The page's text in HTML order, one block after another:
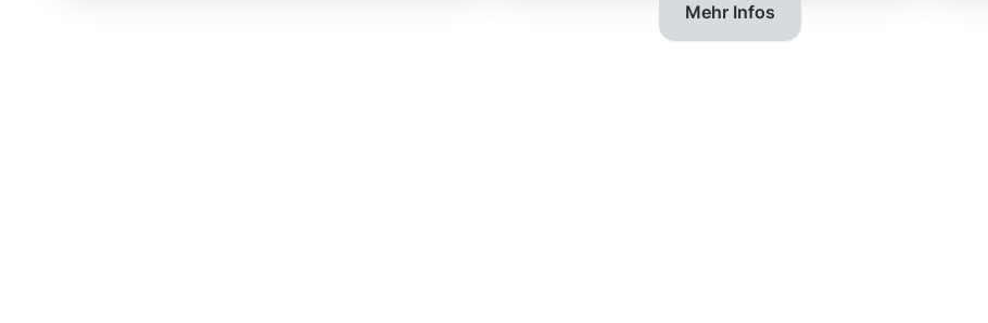
Mehr Infos